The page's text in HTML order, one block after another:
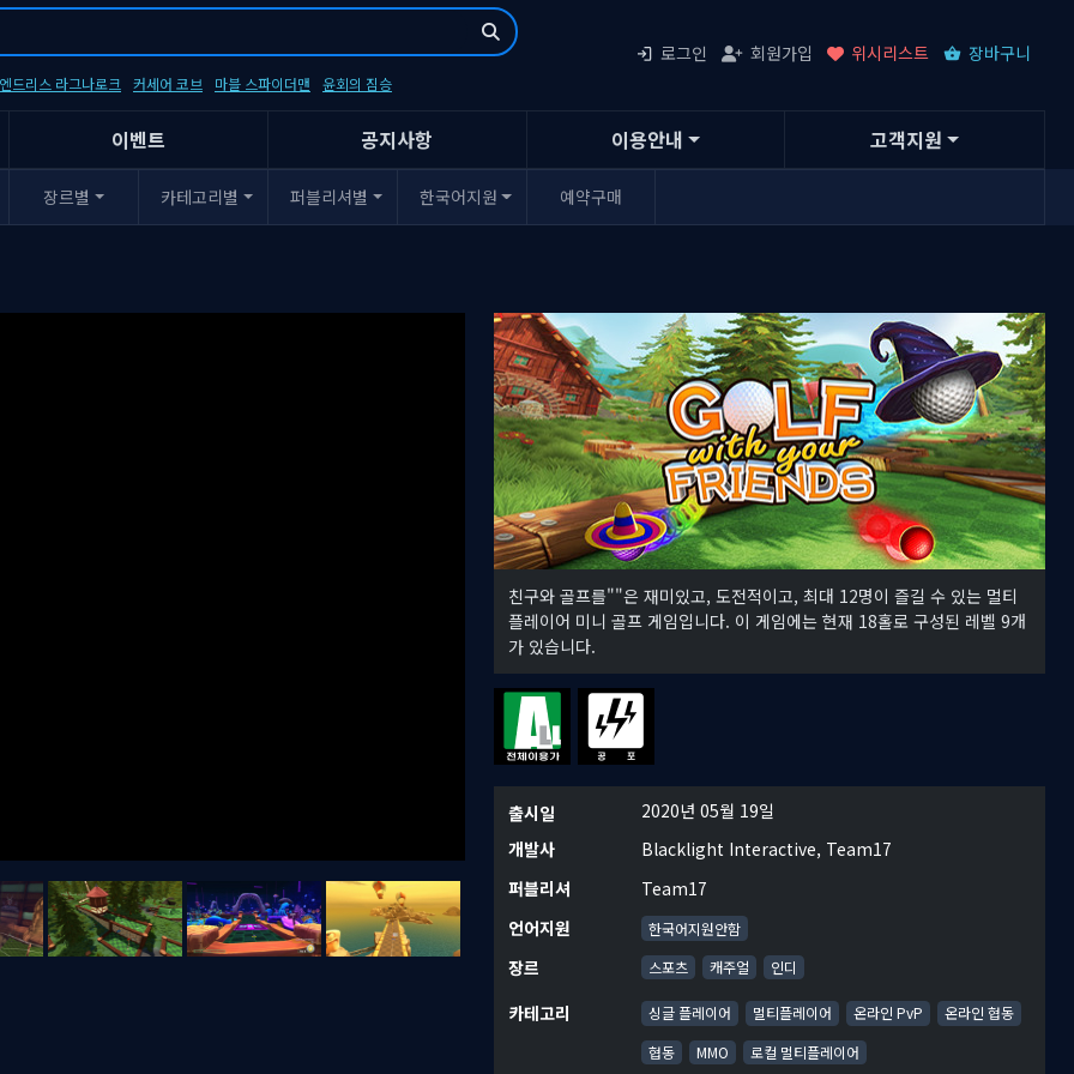
드리스 라그나로크 커세어 코브 마블 스파이더맨 윤회의 짐승
로그인 회원가입 위시리스트 장바구니
이벤트 공지사항 이용안내 고객지원
장르별 카테고리별 퍼블리셔별 한국어지원 예약구매
친구와 골프를""은 재미있고, 도전적이고, 최대 12명이 즐길 수 있는 멀티
플레이어 미니 골프 게임입니다. 이 게임에는 현재 18홀로 구성된 레벨 9개
가 있습니다.
출시일
2020년 05월 19일
개발사
Blacklight Interactive, Team17
퍼블리셔
Team17
언어지원
한국어지원안함
장르 스포츠 캐주얼 인디
카테고리 싱글 플레이어 멀티플레이어 온라인 PvP
온라인 협동
협동
MMO 로컬 멀티플레이어